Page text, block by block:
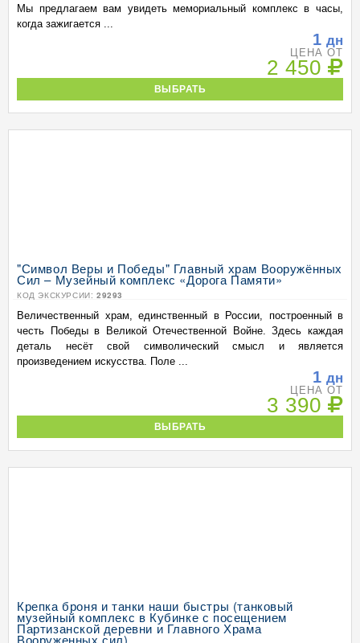
Мы предлагаем вам увидеть мемориальный комплекс в часы,
когда зажигается ...
1 дн
ЦЕНА ОТ
2 450
ВЫБРАТЬ
"Символ Веры и Победы" Главный храм Вооружённых
Сил – Музейный комплекс «Дорога Памяти»
КОД ЭКСКУРСИИ: 29293
Величественный храм, единственный в России, построенный в
честь Победы в Великой Отечественной Войне. Здесь каждая
деталь несёт свой символический смысл и является
произведением искусства. Поле ...
1 дн
ЦЕНА ОТ
3 390
ВЫБРАТЬ
Крепка броня и танки наши быстры (танковый
музейный комплекс в Кубинке с посещением
Партизанской деревни и Главного Храма
Вооруженных сил)